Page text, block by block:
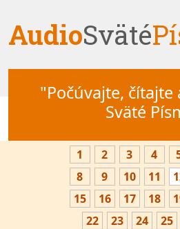
AudioSväté
"Počúvajte, čítajte
Sväté
1 2 3 4
8
9 10 11
15
16 17 18
22
23 24 25